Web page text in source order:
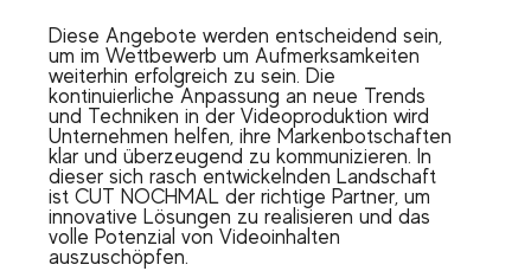
Diese Angebote werden entscheidend sein,
um im Wettbewerb um Aufmerksamkeiten
weiterhin erfolgreich zu sein. Die
kontinuierliche Anpassung an neue Trends
und Techniken in der Videoproduktion wird
Unternehmen helfen, ihre Markenbotschaften
klar und überzeugend zu kommunizieren. In
dieser sich rasch entwickelnden Landschaft
ist CUT NOCHMAL der richtige Partner, um
innovative Lösungen zu realisieren und das
volle Potenzial von Videoinhalten
auszuschöpfen.